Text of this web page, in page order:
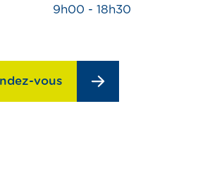
9h00 - 18h30
vous